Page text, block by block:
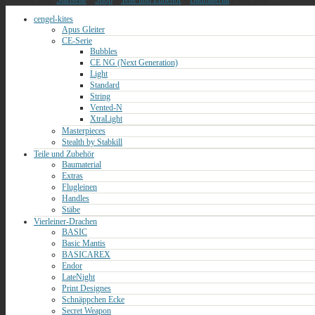
cengel-kites
Apus Gleiter
CE-Serie
Bubbles
CE NG (Next Generation)
Light
Standard
String
Vented-N
XtraLight
Masterpieces
Stealth by Stabkill
Teile und Zubehör
Baumaterial
Extras
Flugleinen
Handles
Stäbe
Vierleiner-Drachen
BASIC
Basic Mantis
BASICAREX
Endor
LateNight
Print Designes
Schnäppchen Ecke
Secret Weapon